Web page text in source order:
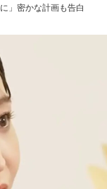
」密かな計画も告白